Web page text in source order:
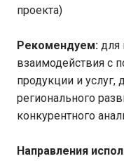
проекта)
Рекомендуем: для
взаимодействия с
продукции и услуг,
регионального
конкурентного
Направления